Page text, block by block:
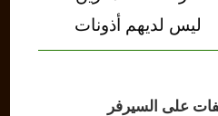
ليس لديهم أذونات
على السيرفر